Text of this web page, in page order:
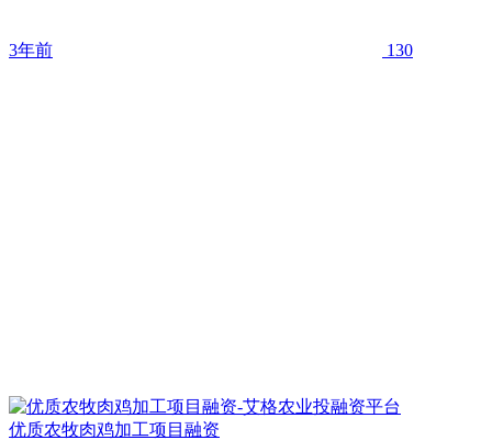
3年前 130
优质农牧肉鸡加工项目融资